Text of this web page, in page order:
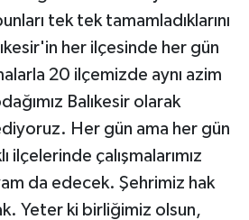
tek tek tamamladıklarını
her ilçesinde her gün
20 ilçemizde aynı azim
Balıkesir olarak
Her gün ama her gün
ilçelerinde çalışmalarımız
da edecek. Şehrimiz hak
Yeter ki birliğimiz olsun,